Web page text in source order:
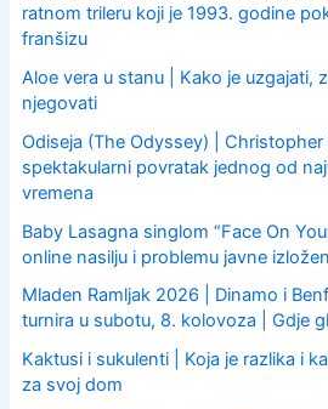
ratnom trileru koji je 1993. godine
franšizu
Aloe vera u stanu | Kako je uzgajati,
njegovati
Odiseja (The Odyssey) |
spektakularni povratak jednog od
vremena
Baby Lasagna singlom “Face On
online nasilju i problemu javne
Mladen Ramljak 2026 | Dinamo i
turnira u subotu, 8. kolovoza | Gdje
Kaktusi i sukulenti | Koja je razlika i
za svoj dom